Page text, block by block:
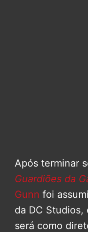
Após terminar
Guardiões da
Gunn foi
da DC
será como